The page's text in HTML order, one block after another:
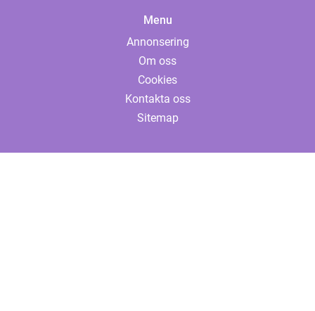
Menu
Annonsering
Om oss
Cookies
Kontakta oss
Sitemap